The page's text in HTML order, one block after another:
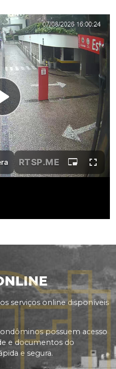
serviços online disponíveis
possuem acesso
e documentos do
e segura.